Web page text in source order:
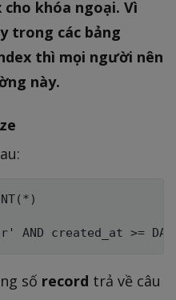
khóa ngoại. Vì
trong các bảng
thì mọi người nên
này.
số record trả về câu